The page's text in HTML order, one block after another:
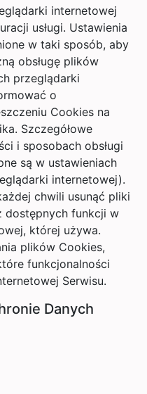
internetowej
usługi. Ustawienia
w taki sposób, aby
obsługę plików
przeglądarki
o
Cookies na
Szczegółowe
i sposobach obsługi
są w ustawieniach
internetowej).
chwili usunąć pliki
dostępnych funkcji w
której używa.
plików Cookies,
funkcjonalności
Serwisu.
Danych